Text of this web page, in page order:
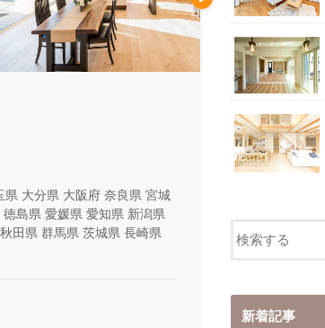
県 大分県 大阪府 奈良県 宮城
徳島県 愛媛県 愛知県 新潟県
秋田県 群馬県 茨城県 長崎県
新着記事